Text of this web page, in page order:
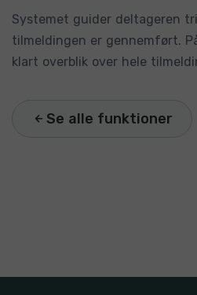
Systemet guider deltageren
tilmeldingen er gennemført.
klart overblik over hele
Se alle funktioner